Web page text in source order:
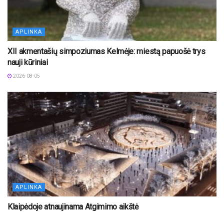
APLINKA
XII akmentašių simpoziumas Kelmėje: miestą papuošė trys
nauji kūriniai
2026-08-05
APLINKA
Klaipėdoje atnaujinama Atgimimo aikštė